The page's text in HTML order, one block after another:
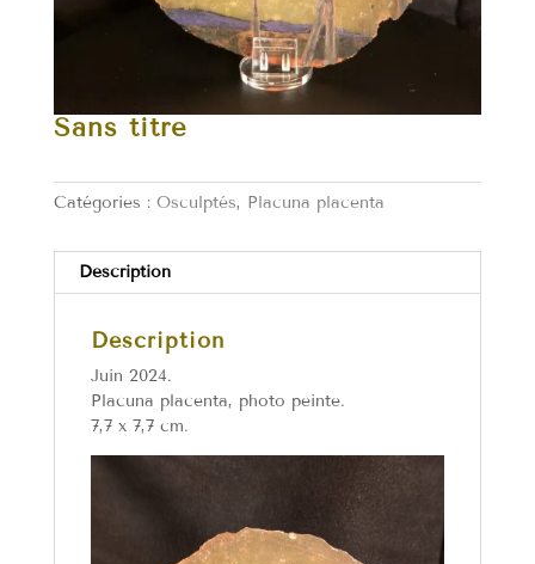
Sans titre
Catégories : Osculptés, Placuna placenta
Description
Description
Juin 2024.
Placuna placenta, photo peinte.
7,7 x 7,7 cm.